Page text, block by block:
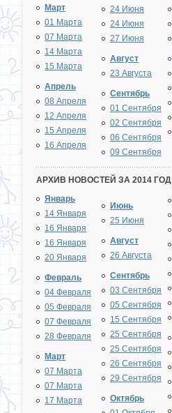
Март
01 Марта
07 Марта
14 Марта
15 Марта
Апрель
08 Апреля
12 Апреля
15 Апреля
16 Апреля
24 Июня
24 Июня
27 Июня
Август
23 Августа
Сентябрь
01 Сентября
02 Сентября
06 Сентября
09 Сентября
АРХИВ НОВОСТЕЙ ЗА 2014 ГОД
Январь
14 Января
16 Января
16 Января
20 Января
Февраль
04 Февраля
05 Февраля
07 Февраля
28 Февраля
Март
07 Марта
07 Марта
17 Марта
Июнь
25 Июня
Август
26 Августа
Сентябрь
03 Сентября
05 Сентября
15 Сентября
25 Сентября
25 Сентября
26 Сентября
29 Сентября
Октябрь